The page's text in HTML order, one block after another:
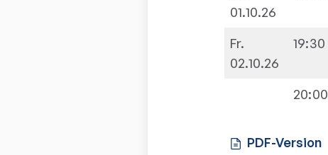
01.10.26
Fr.
02.10.26
19:30
20:00
PDF-Version